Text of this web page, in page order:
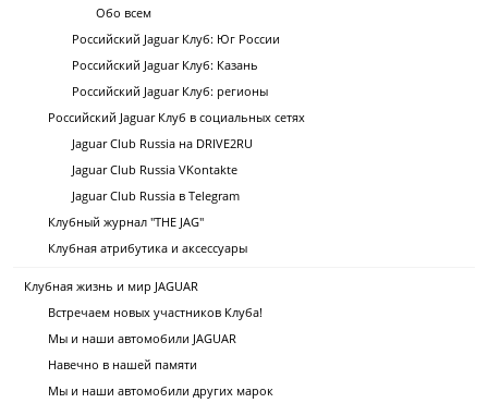
Обо всем
Российский Jaguar Клуб: Юг России
Российский Jaguar Клуб: Казань
Российский Jaguar Клуб: регионы
Российский Jaguar Клуб в социальных сетях
Jaguar Club Russia на DRIVE2RU
Jaguar Club Russia VKontakte
Jaguar Club Russia в Telegram
Клубный журнал "THE JAG"
Клубная атрибутика и аксессуары
Клубная жизнь и мир JAGUAR
Встречаем новых участников Клуба!
Мы и наши автомобили JAGUAR
Навечно в нашей памяти
Мы и наши автомобили других марок